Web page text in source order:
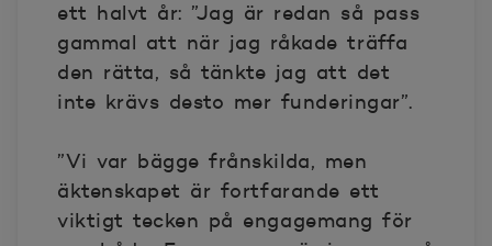
ett halvt år: ”Jag är redan så pass
gammal att när jag råkade träffa
den rätta, så tänkte jag att det
inte krävs desto mer funderingar”.
”Vi var bägge frånskilda, men
äktenskapet är fortfarande ett
viktigt tecken på engagemang för